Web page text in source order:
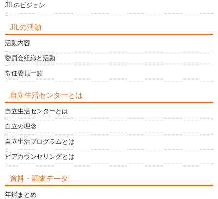
JILのビジョン
JILの活動
活動内容
委員会組織と活動
常任委員一覧
自立生活センターとは
自立生活センターとは
自立の理念
自立生活プログラムとは
ピアカウンセリングとは
資料・調査データ
年鑑まとめ